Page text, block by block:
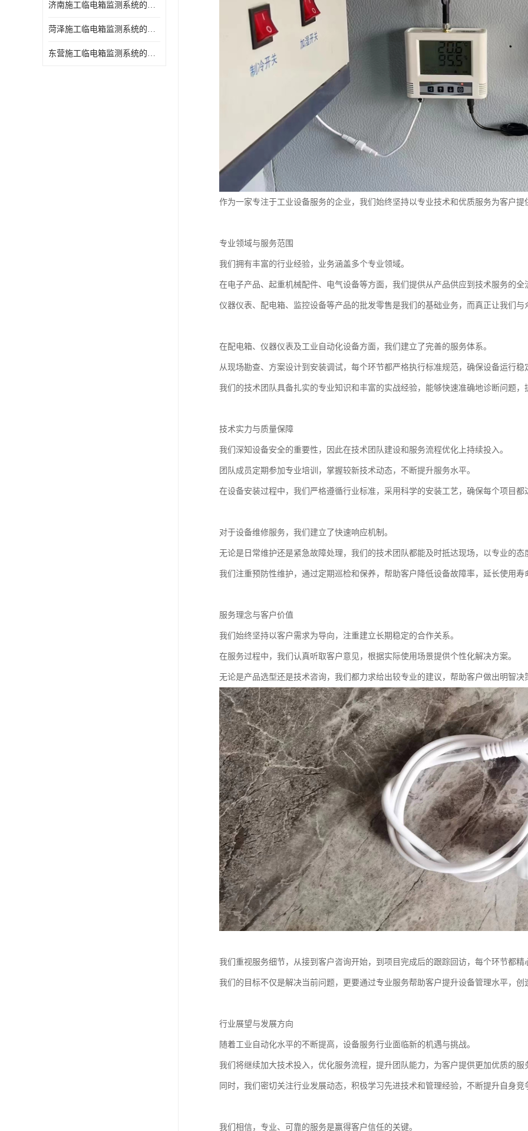
济南施工临电箱监测系统的优点和缺点
菏泽施工临电箱监测系统的主要作用
东营施工临电箱监测系统的主要作用
作为一家专注于工业设备服务的企业，我们始终坚持以专业技术和优质服务为客户提
专业领域与服务范围
我们拥有丰富的行业经验，业务涵盖多个专业领域。
在电子产品、起重机械配件、电气设备等方面，我们提供从产品供应到技术服务的全
仪器仪表、配电箱、监控设备等产品的批发零售是我们的基础业务，而真正让我们
在配电箱、仪器仪表及工业自动化设备方面，我们建立了完善的服务体系。
从现场勘查、方案设计到安装调试，每个环节都严格执行标准规范，确保设备运行稳
我们的技术团队具备扎实的专业知识和丰富的实战经验，能够快速准确地诊断问题，
技术实力与质量保障
我们深知设备安全的重要性，因此在技术团队建设和服务流程优化上持续投入。
团队成员定期参加专业培训，掌握较新技术动态，不断提升服务水平。
在设备安装过程中，我们严格遵循行业标准，采用科学的安装工艺，确保每个项目都
对于设备维修服务，我们建立了快速响应机制。
无论是日常维护还是紧急故障处理，我们的技术团队都能及时抵达现场，以专业的态
我们注重预防性维护，通过定期巡检和保养，帮助客户降低设备故障率，延长使用寿
服务理念与客户价值
我们始终坚持以客户需求为导向，注重建立长期稳定的合作关系。
在服务过程中，我们认真听取客户意见，根据实际使用场景提供个性化解决方案。
无论是产品选型还是技术咨询，我们都力求给出较专业的建议，帮助客户做出明智决
我们重视服务细节，从接到客户咨询开始，到项目完成后的跟踪回访，每个环节都精
我们的目标不仅是解决当前问题，更要通过专业服务帮助客户提升设备管理水平，创
行业展望与发展方向
随着工业自动化水平的不断提高，设备服务行业面临新的机遇与挑战。
我们将继续加大技术投入，优化服务流程，提升团队能力，为客户提供更加优质的服
同时，我们密切关注行业发展动态，积极学习先进技术和管理经验，不断提升自身竞
我们相信，专业、可靠的服务是赢得客户信任的关键。